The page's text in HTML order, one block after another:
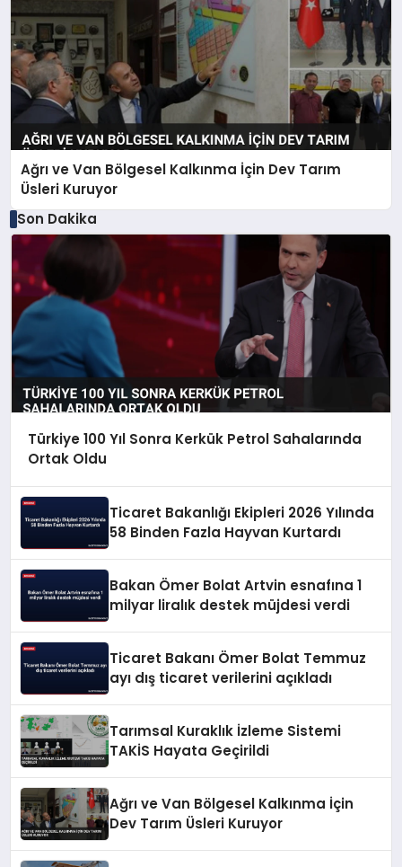
Ağrı ve Van Bölgesel Kalkınma İçin Dev Tarım
Üsleri Kuruyor
Son Dakika
Türkiye 100 Yıl Sonra Kerkük Petrol Sahalarında
Ortak Oldu
Ticaret Bakanlığı Ekipleri 2026 Yılında
58 Binden Fazla Hayvan Kurtardı
Bakan Ömer Bolat Artvin esnafına 1
milyar liralık destek müjdesi verdi
Ticaret Bakanı Ömer Bolat Temmuz
ayı dış ticaret verilerini açıkladı
Tarımsal Kuraklık İzleme Sistemi
TAKİS Hayata Geçirildi
Ağrı ve Van Bölgesel Kalkınma İçin
Dev Tarım Üsleri Kuruyor